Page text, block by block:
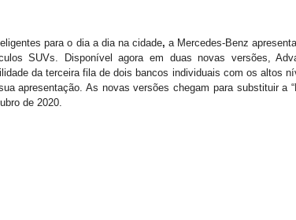
para o dia a dia na cidade, a Mercedes-Benz
SUVs. Disponível agora em duas novas versões,
da terceira fila de dois bancos individuais com os altos
apresentação. As novas versões chegam para substituir a
de 2020.